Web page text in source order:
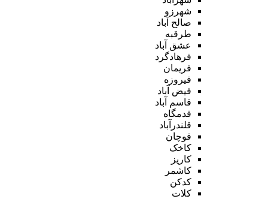
شهرزو
صالح آباد
طرقبه
عشق آباد
فرهادگرد
فریمان
فیروزه
فیض آباد
قاسم آباد
قدمگاه
قلندرآباد
قوچان
کاخک
کاریز
کاشمر
کدکن
کلات